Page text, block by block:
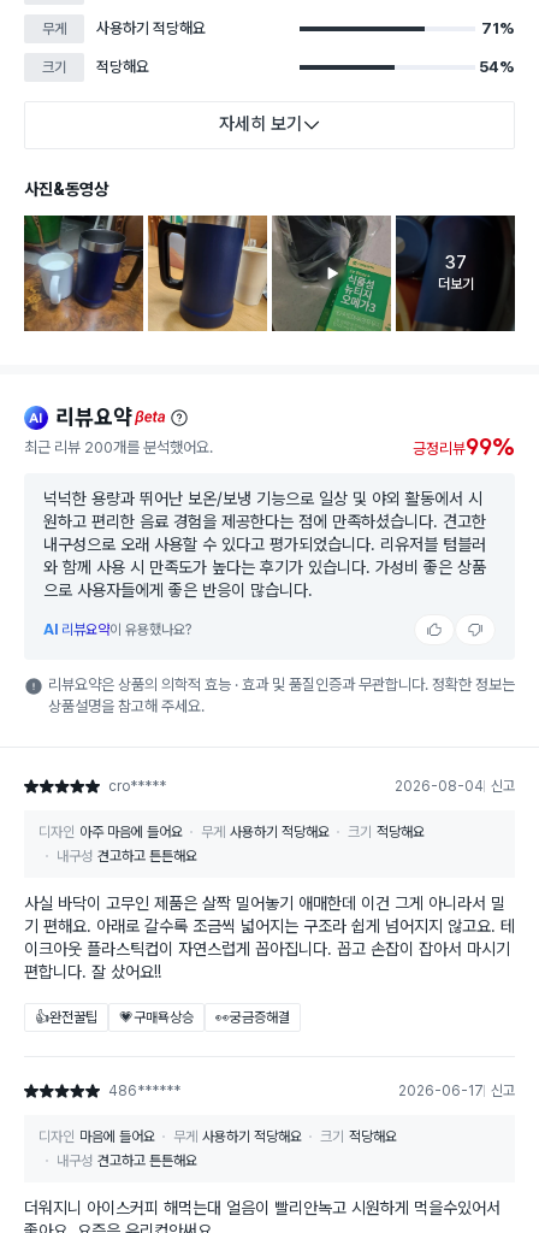
무게 사용하기 적당해요 71%
크기 적당해요 54%
자세히 보기
사진&동영상
고객 리뷰
37
더보기
ai 리뷰요약beta
최근 리뷰 200개를 분석했어요. 긍정리뷰99%
넉넉한 용량과 뛰어난 보온/보냉 기능으로 일상 및 야외 활동에서 시
원하고 편리한 음료 경험을 제공한다는 점에 만족하셨습니다. 견고한
내구성으로 오래 사용할 수 있다고 평가되었습니다. 리유저블 텀블러
와 함께 사용 시 만족도가 높다는 후기가 있습니다. 가성비 좋은 상품
으로 사용자들에게 좋은 반응이 많습니다.
AI 리뷰요약이 유용했나요?
리뷰요약은 상품의 의학적 효능 · 효과 및 품질인증과 무관합니다. 정확한 정보는
상품설명을 참고해 주세요.
별점 5점 cro***** 2026-08-04 신고
디자인 아주 마음에 들어요 무게 사용하기 적당해요 크기 적당해요
내구성 견고하고 튼튼해요
사실 바닥이 고무인 제품은 살짝 밀어놓기 애매한데 이건 그게 아니라서 밀
기 편해요. 아래로 갈수록 조금씩 넓어지는 구조라 쉽게 넘어지지 않고요. 테
이크아웃 플라스틱컵이 자연스럽게 꼽아집니다. 꼽고 손잡이 잡아서 마시기
편합니다. 잘 샀어요!!
👍완전꿀팁 💗구매욕상승 👀궁금증해결
별점 5점 486****** 2026-06-17 신고
디자인 마음에 들어요 무게 사용하기 적당해요 크기 적당해요
내구성 견고하고 튼튼해요
더워지니 아이스커피 해먹는대 얼음이 빨리안녹고 시원하게 먹을수있어서